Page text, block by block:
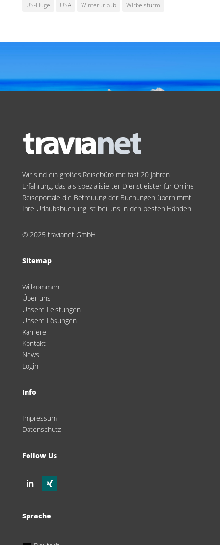
US-Flüge
USA Winterurlaub Wirbelsturm
Wir sind ein großes Reisebüro mit fast 20 Jahren
Erfahrung, das als spezialisierter Dienstleister für Online-
Reiseportale die Betreuung der Buchungen übernimmt.
Ihre Urlaubsbuchung ist bei uns in den besten Händen.
© 2025 travianet GmbH
Sitemap
Willkommen
Über uns
Unsere Leistungen
Unsere Lösungen
Karriere
Kontakt
News
Login
Info
Impressum
Datenschutz
Follow Us
Sprache